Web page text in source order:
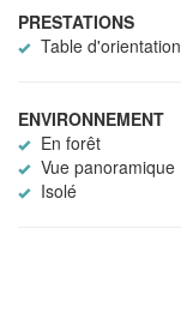
PRESTATIONS
Table d'orientation
ENVIRONNEMENT
En forêt
Vue panoramique
Isolé